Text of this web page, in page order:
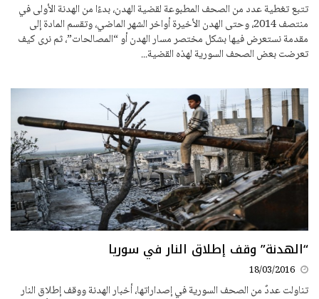
تتبع تغطية عدد من الصحف المطبوعة لقضية الهدن، بدءًا من الهدنة الأولى في
منتصف 2014، وحتى الهدن الأخيرة أواخر الشهر الماضي، وتقسم المادة إلى
مقدمة نستعرض فيها بشكل مختصر مسار الهدن أو “المصالحات”، ثم نرى كيف
تعرضت بعض الصحف السورية لهذه القضية...
“الهدنة” وقف إطلاق النار في سوريا
18/03/2016
تناولت عددٌ من الصحف السورية في إصداراتها، أخبار الهدنة ووقف إطلاق النار